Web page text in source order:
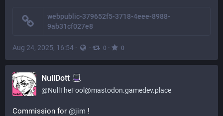
webpublic-379652f5-3718-4eee-8988-
9ab31cf027e8
Aug 24, 2025, 16:54 · · 0 · 0
NullDott
@NullTheFool@mastodon.gamedev.place
Commission for @jim !